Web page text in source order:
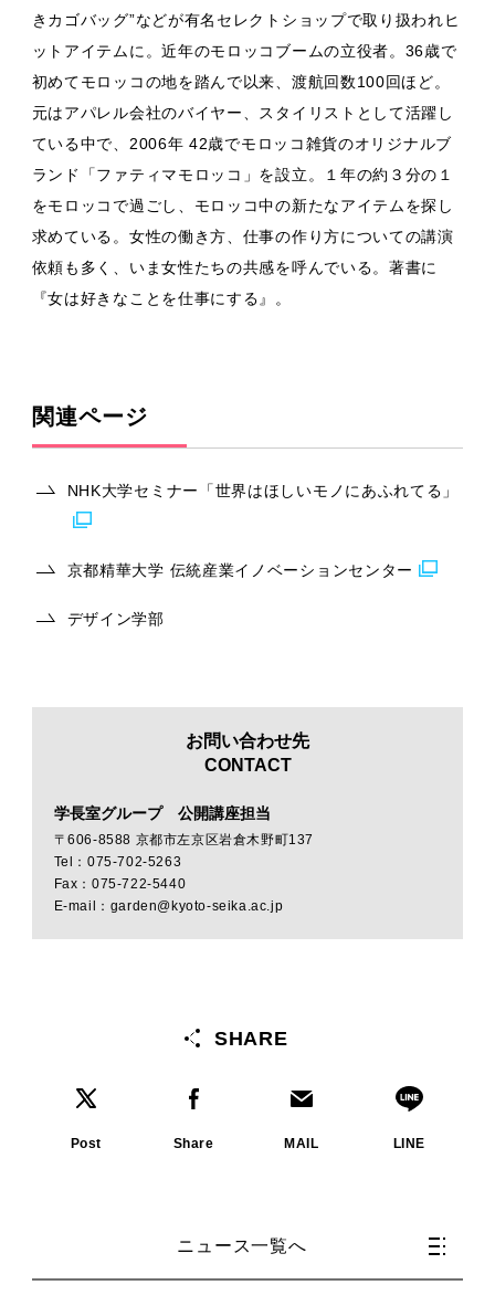
きカゴバッグ”などが有名セレクトショップで取り扱われヒ
ットアイテムに。近年のモロッコブームの立役者。36歳で
初めてモロッコの地を踏んで以来、渡航回数100回ほど。
元はアパレル会社のバイヤー、スタイリストとして活躍し
ている中で、2006年 42歳でモロッコ雑貨のオリジナルブ
ランド「ファティマモロッコ」を設立。１年の約３分の１
をモロッコで過ごし、モロッコ中の新たなアイテムを探し
求めている。女性の働き方、仕事の作り方についての講演
依頼も多く、いま女性たちの共感を呼んでいる。著書に
『女は好きなことを仕事にする』。
関連ページ
NHK大学セミナー「世界はほしいモノにあふれてる」
京都精華大学 伝統産業イノベーションセンター
デザイン学部
お問い合わせ先
CONTACT
学長室グループ 公開講座担当
〒606-8588 京都市左京区岩倉木野町137
Tel：075-702-5263
Fax：075-722-5440
E-mail：garden@kyoto-seika.ac.jp
SHARE
Post Share MAIL LINE
ニュース一覧へ